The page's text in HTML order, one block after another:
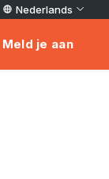
Nederlands
Meld je aan